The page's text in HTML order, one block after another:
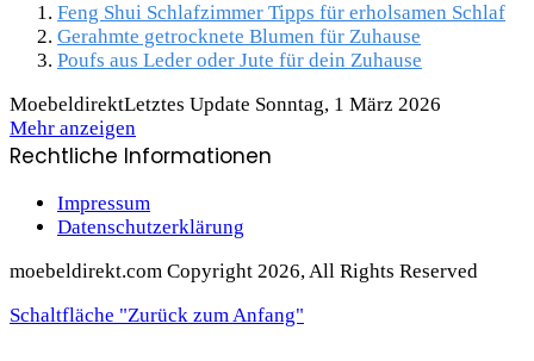
Feng Shui Schlafzimmer Tipps für erholsamen Schlaf
Gerahmte getrocknete Blumen für Zuhause
Poufs aus Leder oder Jute für dein Zuhause
MoebeldirektLetztes Update Sonntag, 1 März 2026
Mehr anzeigen
Rechtliche Informationen
Impressum
Datenschutzerklärung
moebeldirekt.com Copyright 2026, All Rights Reserved
Schaltfläche "Zurück zum Anfang"